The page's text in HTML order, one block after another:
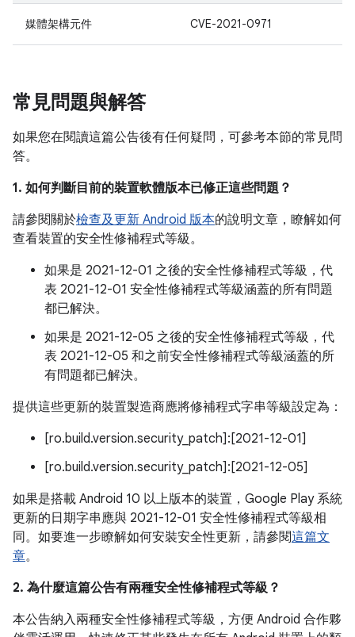
媒體架構元件 CVE-2021-0971
常見問題與解答
如果您在閱讀這篇公告後有任何疑問，可參考本節的常見問
答。
1. 如何判斷目前的裝置軟體版本已修正這些問題？
請參閱關於檢查及更新 Android 版本的說明文章，瞭解如何
查看裝置的安全性修補程式等級。
如果是 2021-12-01 之後的安全性修補程式等級，代
表 2021-12-01 安全性修補程式等級涵蓋的所有問題
都已解決。
如果是 2021-12-05 之後的安全性修補程式等級，代
表 2021-12-05 和之前安全性修補程式等級涵蓋的所
有問題都已解決。
提供這些更新的裝置製造商應將修補程式字串等級設定為：
[ro.build.version.security_patch]:[2021-12-01]
[ro.build.version.security_patch]:[2021-12-05]
如果是搭載 Android 10 以上版本的裝置，Google Play 系統
更新的日期字串應與 2021-12-01 安全性修補程式等級相
同。如要進一步瞭解如何安裝安全性更新，請參閱這篇文
章。
2. 為什麼這篇公告有兩種安全性修補程式等級？
本公告納入兩種安全性修補程式等級，方便 Android 合作夥